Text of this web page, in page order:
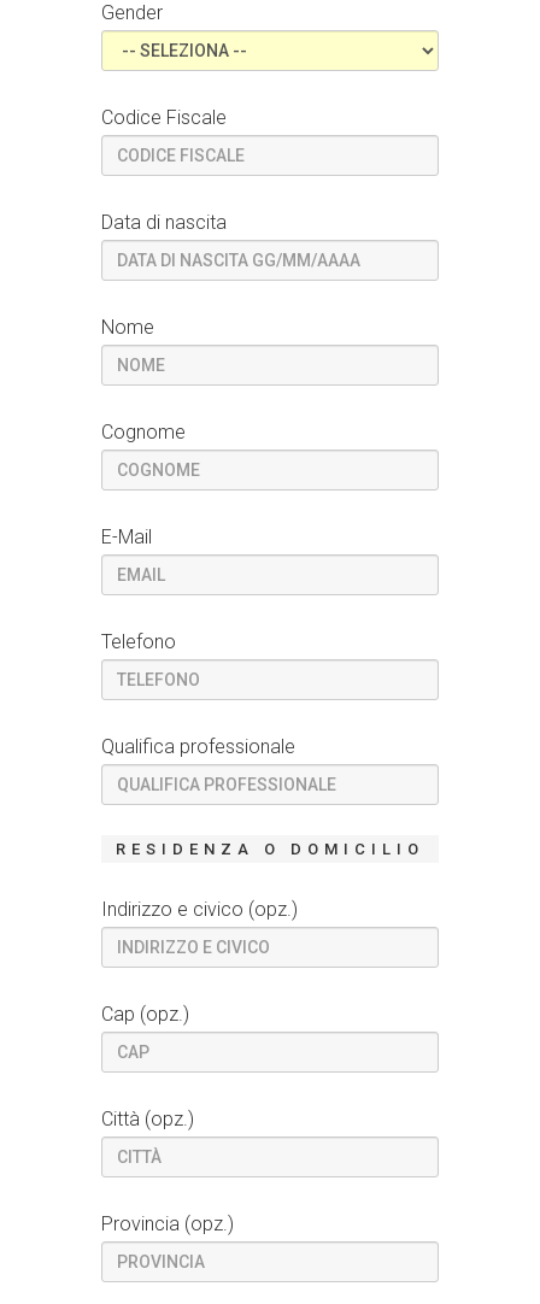
Gender
Codice Fiscale
Data di nascita
Nome
Cognome
E-Mail
Telefono
Qualifica professionale
RESIDENZA O DOMICILIO
Indirizzo e civico (opz.)
Cap (opz.)
Città (opz.)
Provincia (opz.)